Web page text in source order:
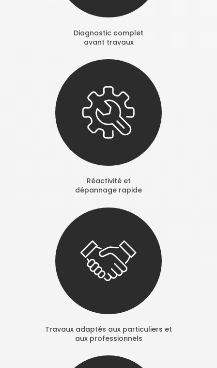
Diagnostic complet
avant travaux
Réactivité et
dépannage rapide
Travaux adaptés aux particuliers et
aux professionnels